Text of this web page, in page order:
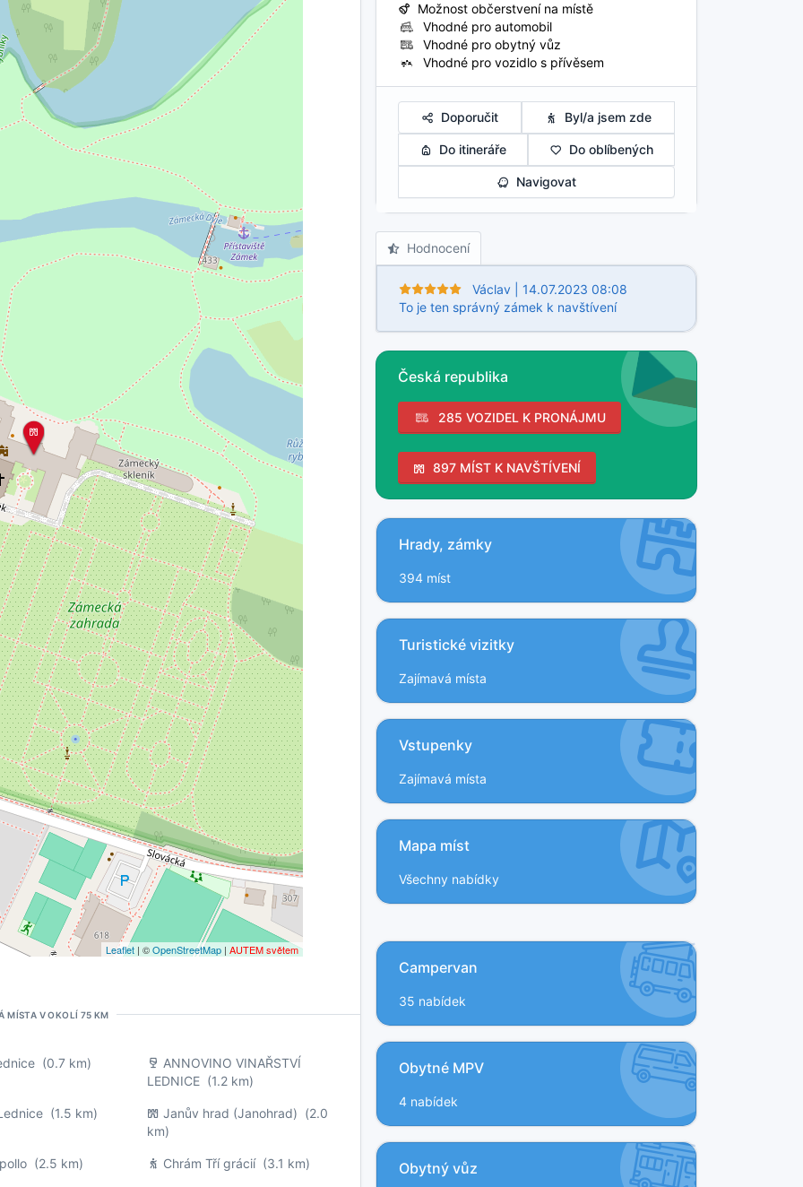
Leaflet | ©OpenStreetMap |AUTEM světem
MÍSTA V OKOLÍ 75 KM
(0.7 km)
ANNOVINO VINAŘSTVÍ
LEDNICE(1.2 km)
(1.5 km) Janův hrad (Janohrad) (2.0
km)
(2.5 km) Chrám Tří grácií(3.1 km)
Možnost občerstvení na místě
Vhodné pro automobil
Vhodné pro obytný vůz
Vhodné pro vozidlo s přívěsem
Doporučit Byl/a jsem zde
Do itineráře Do oblíbených
Navigovat
Hodnocení
Václav | 14.07.2023 08:08
To je ten správný zámek k navštívení
Česká republika
285 VOZIDEL K PRONÁJMU
897 MÍST K NAVŠTÍVENÍ
Hrady, zámky
394 míst
Turistické vizitky
Zajímavá místa
Vstupenky
Zajímavá místa
Mapa míst
Všechny nabídky
Campervan
35 nabídek
Obytné MPV
4 nabídek
Obytný vůz